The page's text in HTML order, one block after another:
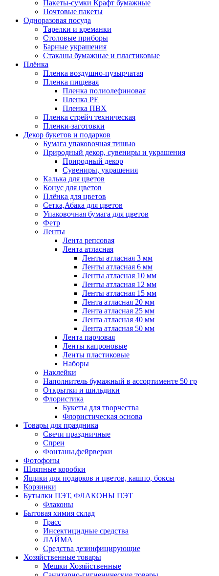
Пакеты-сумки Крафт бумажные
Почтовые пакеты
Одноразовая посуда
Тарелки и креманки
Столовые приборы
Барные украшения
Стаканы бумажные и пластиковые
Плёнка
Пленка воздушно-пузырчатая
Пленка пищевая
Пленка полиолефиновая
Пленка PE
Пленка ПВХ
Пленка стрейч техническая
Пленки-заготовки
Декор букетов и подарков
Бумага упаковочная тишью
Природный декор, сувениры и украшения
Природный декор
Сувениры, украшения
Калька для цветов
Конус для цветов
Плёнка для цветов
Сетка,Абака для цветов
Упаковочная бумага для цветов
Фетр
Ленты
Лента репсовая
Лента атласная
Ленты атласная 3 мм
Ленты атласная 6 мм
Ленты атласная 10 мм
Ленты атласная 12 мм
Ленты атласная 15 мм
Лента атласная 20 мм
Лента атласная 25 мм
Лента атласная 40 мм
Лента атласная 50 мм
Лента парчовая
Ленты капроновые
Ленты пластиковые
Наборы
Наклейки
Наполнитель бумажный в ассортименте 50 гр
Открытки и шильдики
Флористика
Букеты для творчества
Флористическая основа
Товары для праздника
Свечи праздничные
Спреи
Фонтаны,фейрверки
Фотофоны
Шляпные коробки
Ящики для подарков и цветов, кашпо, боксы
Корзинки
Бутылки ПЭТ, ФЛАКОНЫ ПЭТ
Флаконы
Бытовая химия склад
Грасс
Инсектицидные средства
ЛАЙМА
Средства дезинфицирующие
Хозяйственные товары
Мешки Хозяйственные